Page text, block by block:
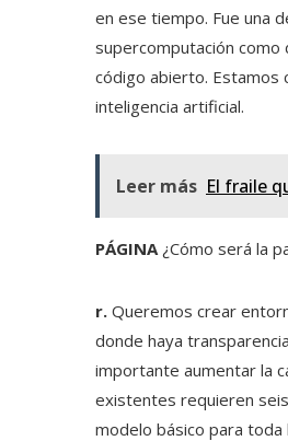
en ese tiempo. Fue una
supercomputación
código abierto. Estamos
inteligencia artificial.
Leer más El fraile
PÁGINA ¿Cómo será la
r. Queremos crear
donde haya
importante aumentar la
existentes requieren
modelo básico para